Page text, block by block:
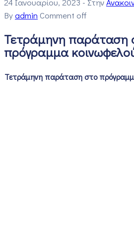
Byadmin Comment off
Τετράμηνη παράταση
πρόγραμμα
Τετράμηνη παράταση στο